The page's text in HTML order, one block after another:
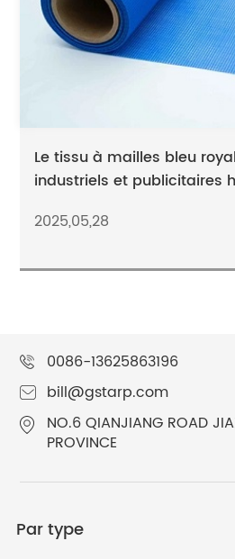
Le tissu à mailles bleu
industriels et publicitaires
2025,05,28
0086-13625863196
bill@gstarp.com
NO.6 QIANJIANG ROAD
PROVINCE
Par type